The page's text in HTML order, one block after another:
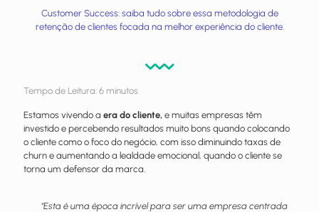
Customer Success: saiba tudo sobre essa metodologia de
retenção de clientes focada na melhor experiência do cliente.
Tempo de Leitura: 6 minutos
Estamos vivendo a era do cliente, e muitas empresas têm
investido e percebendo resultados muito bons quando colocando
o cliente como o foco do negócio, com isso diminuindo taxas de
churn e aumentando a lealdade emocional, quando o cliente se
torna um defensor da marca.
"Esta é uma época incrível para ser uma empresa centrada